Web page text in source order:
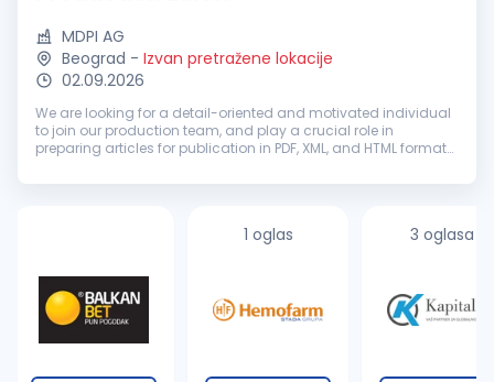
MDPI AG
Beograd - Izvan pretražene lokacije
02.09.2026
We are looking for a detail-oriented and motivated individual
to join our production team, and play a crucial role in
preparing articles for publication in PDF, XML, and HTML formats
provided...
1 oglas 3 oglasa